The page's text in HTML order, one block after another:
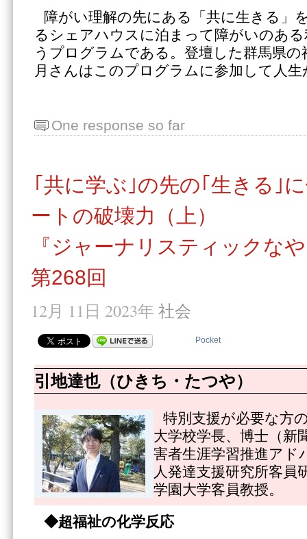
障がい理解の先にある「共に生きる」
るシェアハウスに泊まって障がいのあ
うプログラムである。登壇した群馬県の
月さんはこのプログラムに参加して人
One response so far
｢共に学ぶ｣の先の｢生きる｣
ートの破壊力（上）
『ジャーナリスティックな
第268回
12月 11日 2023年 社会
Pocket
引地達也（ひきち・たつや）
特別支援が必要な方
大学校学長、博士（新
害者生涯学習推進アド
人発達支援研究所客員
学園大学客員教授。
◆超福祉の化学反応